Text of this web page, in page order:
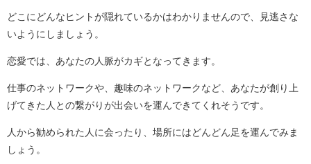
どこにどんなヒントが隠れているかはわかりませんので、見逃さな
いようにしましょう。
恋愛では、あなたの人脈がカギとなってきます。
仕事のネットワークや、趣味のネットワークなど、あなたが創り上
げてきた人との繋がりが出会いを運んできてくれそうです。
人から勧められた人に会ったり、場所にはどんどん足を運んでみま
しょう。